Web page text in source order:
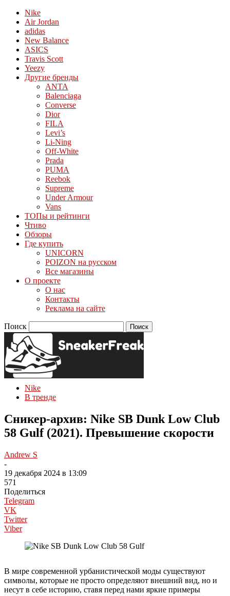
Nike
Air Jordan
adidas
New Balance
ASICS
Travis Scott
Yeezy
Другие бренды
ANTA
Balenciaga
Converse
Dior
FILA
Levi’s
Li-Ning
Off-White
Prada
PUMA
Reebok
Supreme
Under Armour
Vans
ТОПы и рейтинги
Чтиво
Обзоры
Где купить
UNICORN
POIZON на русском
Все магазины
О проекте
О нас
Контакты
Реклама на сайте
Поиск
Nike
В тренде
Сникер-архив: Nike SB Dunk Low Club
58 Gulf (2021). Превышение скорости
Andrew S
-
19 декабря 2024 в 13:09
571
Поделиться
Telegram
VK
Twitter
Viber
В мире современной урбанистической моды существуют
символы, которые не просто определяют внешний вид, но и
несут в себе историю, ставя перед нами яркие примеры